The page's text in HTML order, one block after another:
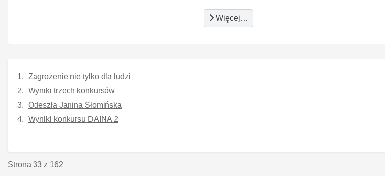
Więcej…
Zagrożenie nie tylko dla ludzi
Wyniki trzech konkursów
Odeszła Janina Słomińska
Wyniki konkursu DAINA 2
Strona 33 z 162